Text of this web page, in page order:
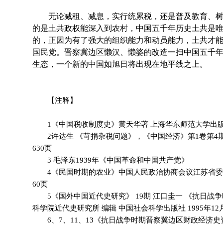
无论减租、减息，实行统累税，还是普及教育、树
的是土共政权能深入到农村，中国五千年历史土共是
的，正因为有了强大的组织能力和动员能力，土共才
国民党。晋察冀边区懒汉、懒婆的改造一扫中国五千
生态，一个新的中国如旭日将出现在地平线之上。
【注释】
1《中国税收制度史》黄天华著 上海华东师范大学出
2许达生 《苛捐杂税问题》，《中国经济》第1卷第4
630页
3 毛泽东1939年《中国革命和中国共产党》
4《民国时期的农业》中国人民政治协商会议江苏省委
60页
5《国外中国近代史研究》 19期 江口圭一 《抗日战争
科学院近代史研究所 编辑 中国社会科学出版社 1995年12
6、7、11、13《抗日战争时期晋察冀边区财政经济史